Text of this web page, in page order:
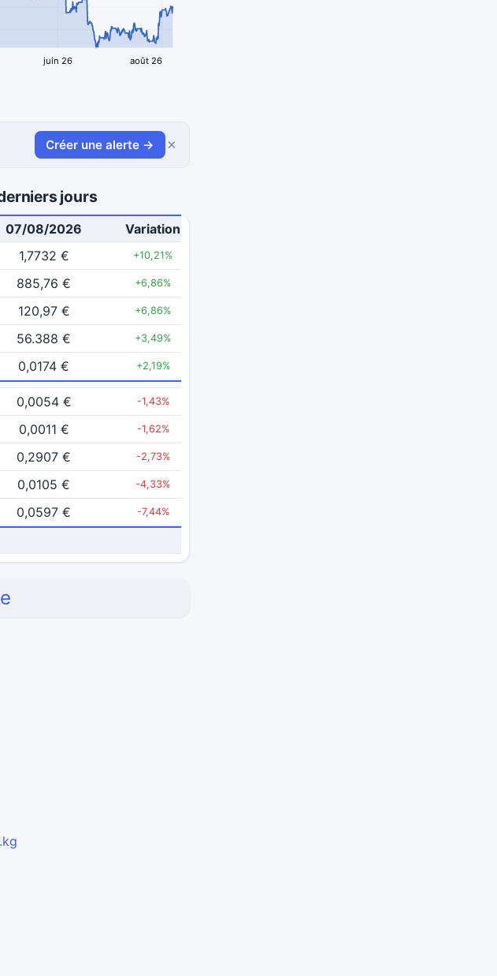
juin 26 août 26
Créer une alerte → ×
jours
07/08/2026
Variation
1,7732 € +10,21%
885,76 € +6,86%
120,97 € +6,86%
56.388 € +3,49%
0,0174 € +2,19%
0,0054 € -1,43%
0,0011 € -1,62%
0,2907 € -2,73%
0,0105 € -4,33%
0,0597 € -7,44%